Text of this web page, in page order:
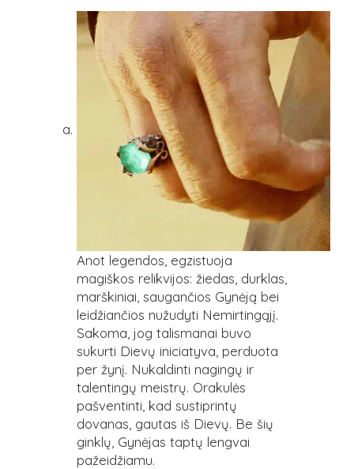
Anot legendos, egzistuoja
magiškos relikvijos: žiedas, durklas,
marškiniai, saugančios Gynėją bei
leidžiančios nužudyti Nemirtingąjį.
Sakoma, jog talismanai buvo
sukurti Dievų iniciatyva, perduota
per žynį. Nukaldinti nagingų ir
talentingų meistrų. Orakulės
pašventinti, kad sustiprintų
dovanas, gautas iš Dievų. Be šių
ginklų, Gynėjas taptų lengvai
pažeidžiamu.